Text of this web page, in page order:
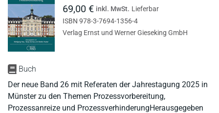
Buch
Der neue Band 26 mit Referaten der Jahrestagung 2025 in
Münster zu den Themen Prozessvorbereitung,
Prozessanreize und ProzessverhinderungHerausgegeben
69,00 € inkl. MwSt. Lieferbar
ISBN 978-3-7694-1356-4
Verlag Ernst und Werner Gieseking GmbH